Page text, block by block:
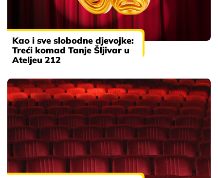
Kao i sve slobodne djevojke:
Treći komad Tanje Šljivar u
Ateljeu 212